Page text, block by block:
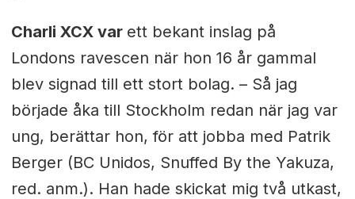
Charli XCX var ett bekant inslag på
Londons ravescen när hon 16 år gammal
blev signad till ett stort bolag. – Så jag
började åka till Stockholm redan när jag var
ung, berättar hon, för att jobba med Patrik
Berger (BC Unidos, Snuffed By the Yakuza,
red. anm.). Han hade skickat mig två utkast,